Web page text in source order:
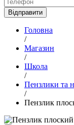
Головна
/
Магазин
/
Школа
/
Пензлики та
/
Пензлик